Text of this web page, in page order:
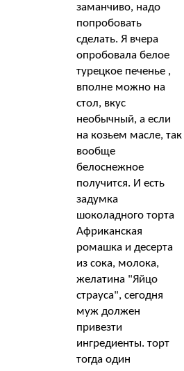
заманчиво, надо
попробовать
сделать. Я вчера
опробовала белое
турецкое печенье ,
вполне можно на
стол, вкус
необычный, а если
на козьем масле, так
вообще
белоснежное
получится. И есть
задумка
шоколадного торта
Африканская
ромашка и десерта
из сока, молока,
желатина "Яйцо
страуса", сегодня
муж должен
привезти
ингредиенты. торт
тогда один